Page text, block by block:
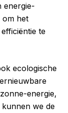
energie-
om het
te
ecologische
energie,
we de